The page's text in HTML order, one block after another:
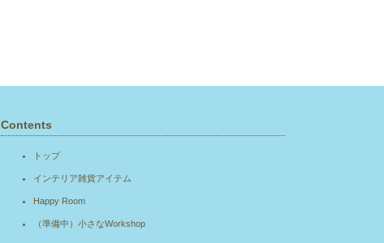
Contents
トップ
インテリア雑貨アイテム
Happy Room
（準備中）小さなWorkshop